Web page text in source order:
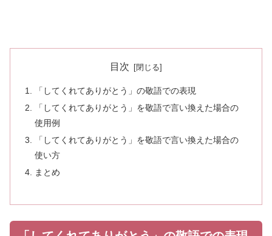
目次
「してくれてありがとう」の敬語での表現
「してくれてありがとう」を敬語で言い換えた場合の
使用例
「してくれてありがとう」を敬語で言い換えた場合の
使い方
まとめ